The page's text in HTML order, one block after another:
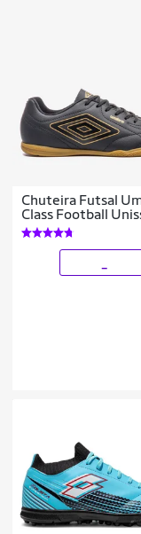
Chuteira Futsal
Class Football